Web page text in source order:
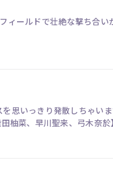
ールドで壮絶な撃ち合
思いっきり発散しちゃい
、佐藤璃果、柴田柚菜、早川聖来、弓木奈於】